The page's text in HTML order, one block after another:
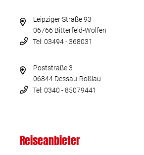
Leipziger Straße 93
06766 Bitterfeld-Wolfen
Tel: 03494 - 368031
Poststraße 3
06844 Dessau-Roßlau
Tel: 0340 - 85079441
Reiseanbieter